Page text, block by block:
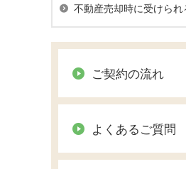
不動産売却時に受けら
ご契約の流れ
よくあるご質問